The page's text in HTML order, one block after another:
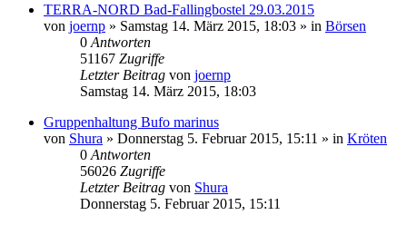
TERRA-NORD Bad-Fallingbostel 29.03.2015
von joernp » Samstag 14. März 2015, 18:03 » in Börsen
0 Antworten
51167 Zugriffe
Letzter Beitrag von joernp
Samstag 14. März 2015, 18:03
Gruppenhaltung Bufo marinus
von Shura » Donnerstag 5. Februar 2015, 15:11 » in Kröten
0 Antworten
56026 Zugriffe
Letzter Beitrag von Shura
Donnerstag 5. Februar 2015, 15:11